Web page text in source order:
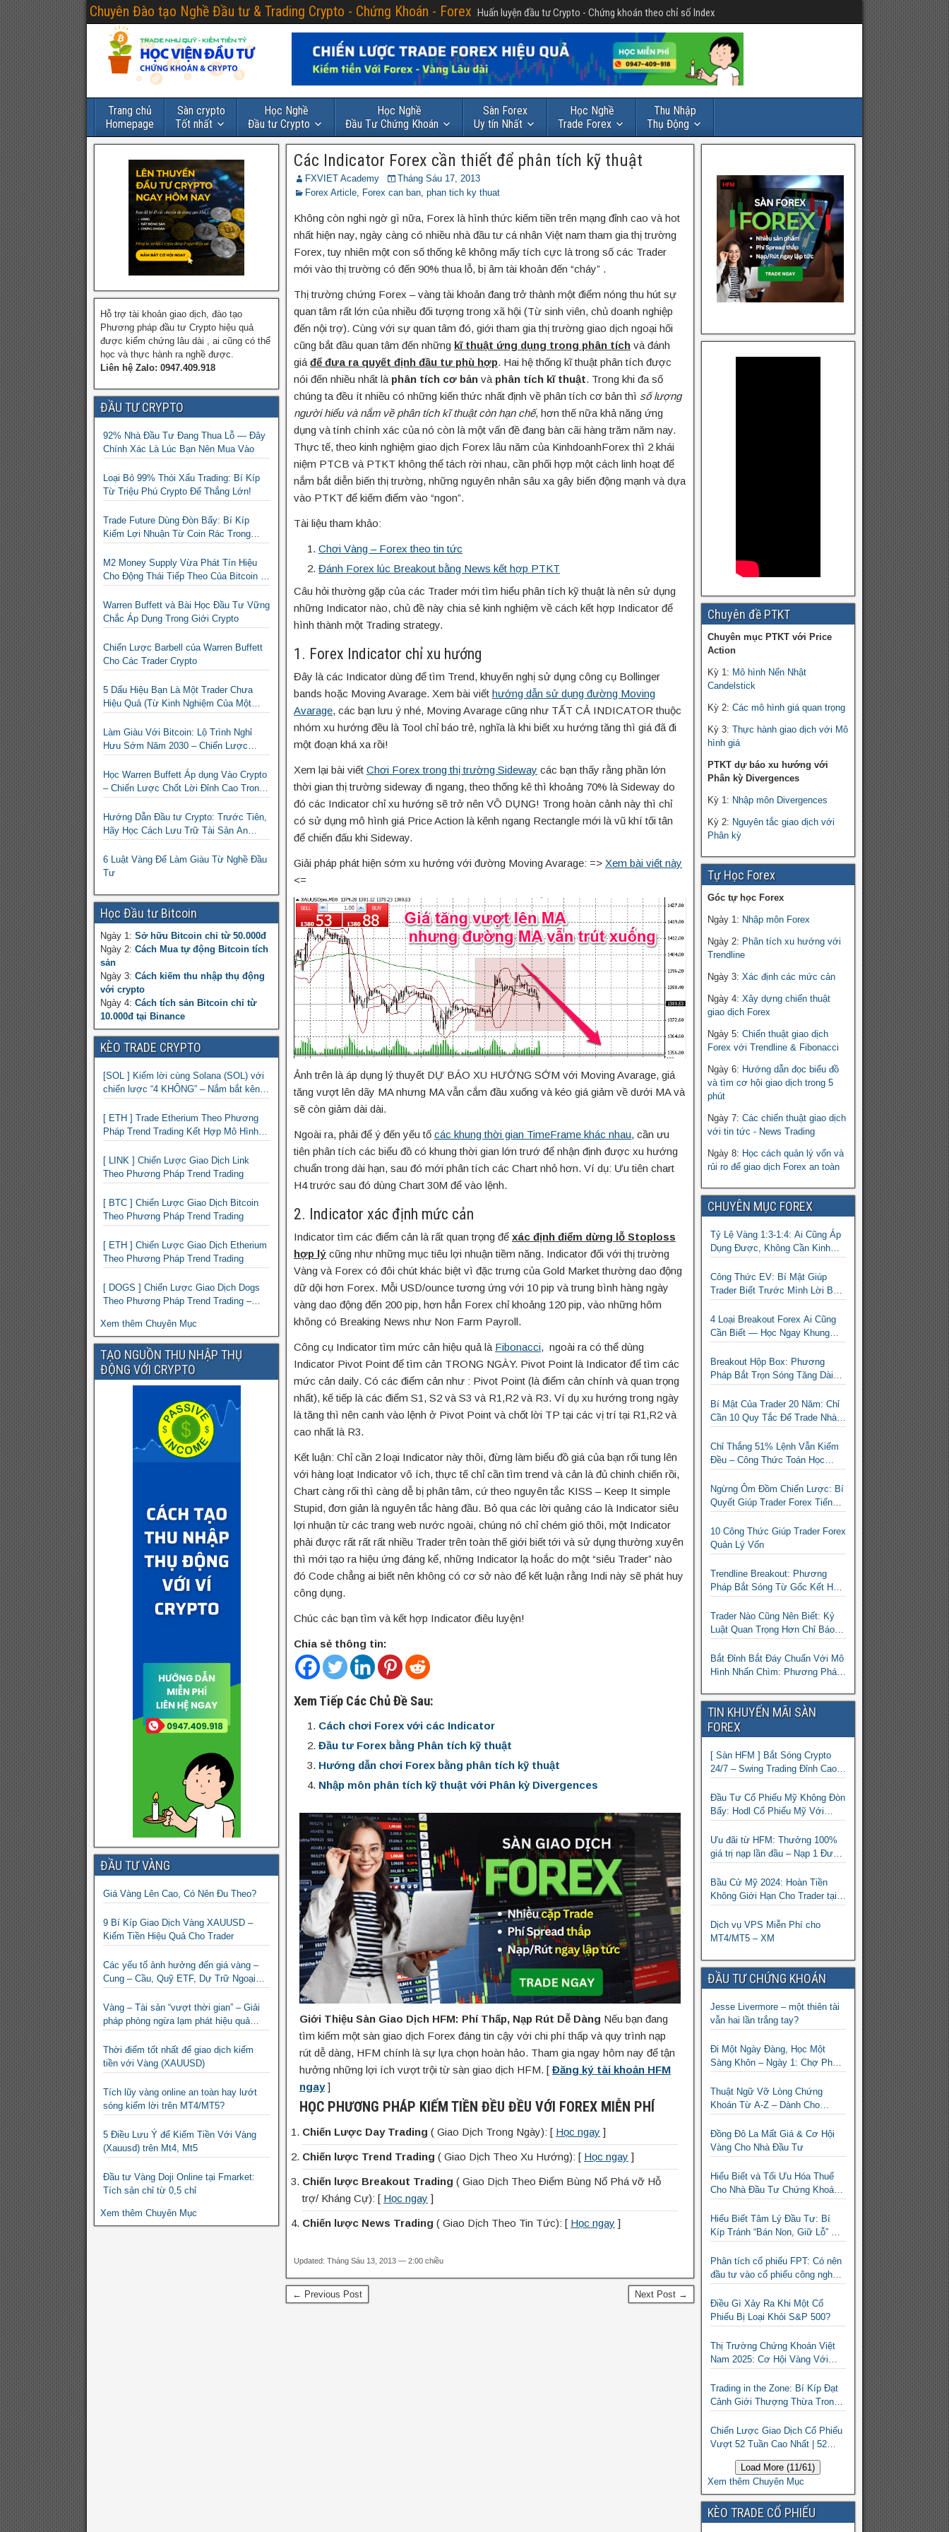
Chuyên Đào tạo Nghề Đầu tư & Trading Crypto - Chứng Khoán - Forex Huấn luyện đầu tư Crypto - Chứng khoán theo chỉ số Index
Trang chủ
Homepage
Sàn crypto
Tốt nhất
Học Nghề
Đầu tư Crypto
Học Nghề
Đầu Tư Chứng Khoán
Sàn Forex
Uy tín Nhất
Học Nghề
Trade Forex
Thu Nhập
Thụ Động
Các Indicator Forex cần thiết để phân tích kỹ thuật
FXVIET Academy
Tháng Sáu 17, 2013
Forex Article, Forex can ban, phan tich ky thuat
Không còn nghi ngờ gì nữa, Forex là hình thức kiếm tiền trên mạng đỉnh cao và hot
nhất hiện nay, ngày càng có nhiều nhà đầu tư cá nhân Việt nam tham gia thị trường
Forex, tuy nhiên một con số thống kê không mấy tích cực là trong số các Trader
mới vào thị trường có đến 90% thua lỗ, bị âm tài khoản đến “cháy” .
Thị trường chứng Forex – vàng tài khoản đang trở thành một điểm nóng thu hút sự
quan tâm rất lớn của nhiều đối tượng trong xã hội (Từ sinh viên, chủ doanh nghiệp
đến nội trợ). Cùng với sự quan tâm đó, giới tham gia thị trường giao dịch ngoại hối
cũng bắt đầu quan tâm đến những kĩ thuật ứng dụng trong phân tích và đánh
giá để đưa ra quyết định đầu tư phù hợp. Hai hệ thống kĩ thuật phân tích được
nói đến nhiều nhất là phân tích cơ bản và phân tích kĩ thuật. Trong khi đa số
chúng ta đều ít nhiều có những kiến thức nhất định về phân tích cơ bản thì số lượng
người hiểu và nắm về phân tích kĩ thuật còn hạn chế, hơn thế nữa khả năng ứng
dụng và tính chính xác của nó còn là một vấn đề đang bàn cãi hàng trăm năm nay.
Thực tế, theo kinh nghiệm giao dịch Forex lâu năm của KinhdoanhForex thì 2 khái
niệm PTCB và PTKT không thể tách rời nhau, cần phối hợp một cách linh hoạt để
nắm bắt diễn biến thị trường, những nguyên nhân sâu xa gây biến động mạnh và dựa
vào PTKT để kiếm điểm vào “ngon”.
Tài liệu tham khảo:
Chơi Vàng – Forex theo tin tức
Đánh Forex lúc Breakout bằng News kết hợp PTKT
Câu hỏi thường gặp của các Trader mới tìm hiểu phân tích kỹ thuật là nên sử dụng
những Indicator nào, chủ đề này chia sẻ kinh nghiệm về cách kết hợp Indicator để
hình thành một Trading strategy.
1. Forex Indicator chỉ xu hướng
Đây là các Indicator dùng để tìm Trend, khuyến nghị sử dụng công cụ Bollinger
bands hoặc Moving Avarage. Xem bài viết hướng dẫn sử dụng đường Moving
Avarage, các bạn lưu ý nhé, Moving Avarage cũng như TẤT CẢ INDICATOR thuộc
nhóm xu hướng đều là Tool chỉ báo trẻ, nghĩa là khi biết xu hướng tăng thì giá đã đi
một đoạn khá xa rồi!
Xem lại bài viết Chơi Forex trong thị trường Sideway các bạn thấy rằng phần lớn
thời gian thị trường sideway đi ngang, theo thống kê thì khoảng 70% là Sideway do
đó các Indicator chỉ xu hướng sẽ trở nên VÔ DỤNG! Trong hoàn cảnh này thì chỉ
có sử dụng mô hình giá Price Action là kênh ngang Rectangle mới là vũ khí tối tân
để chiến đấu khi Sideway.
Giải pháp phát hiện sớm xu hướng với đường Moving Avarage: => Xem bài viết này
<=
Ảnh trên là áp dụng lý thuyết DỰ BÁO XU HƯỚNG SỚM với Moving Avarage, giá
tăng vượt lên dãy MA nhưng MA vẫn cắm đầu xuống và kéo giá giảm về dưới MA và
sẽ còn giảm dài dài.
Ngoài ra, phải để ý đến yếu tố các khung thời gian TimeFrame khác nhau, cần ưu
tiên phân tích các biểu đồ có khung thời gian lớn trướ để nhận định được xu hướng
chuẩn trong dài hạn, sau đó mới phân tích các Chart nhỏ hơn. Ví dụ: Ưu tiên chart
H4 trước sau đó dùng Chart 30M để vào lệnh.
2. Indicator xác định mức cản
Indicator tìm các điểm cản là rất quan trọng để xác định điểm dừng lỗ Stoploss
hợp lý cũng như những mục tiêu lợi nhuận tiềm năng. Indicator đối với thị trường
Vàng và Forex có đôi chút khác biệt vì đặc trưng của Gold Market thường dao động
dữ dội hơn Forex. Mỗi USD/ounce tương ứng với 10 pip và trung bình hàng ngày
vàng dao động đến 200 pip, hơn hẳn Forex chỉ khoảng 120 pip, vào những hôm
không có Breaking News như Non Farm Payroll.
Công cụ Indicator tìm mức cản hiệu quả là Fibonacci, ngoài ra có thể dùng
Indicator Pivot Point để tìm cản TRONG NGÀY. Pivot Point là Indicator để tìm các
mức cản daily. Có các điểm cản như : Pivot Point (là điểm cản chính và quan trọng
nhất), kế tiếp là các điểm S1, S2 và S3 và R1,R2 và R3. Ví dụ xu hướng trong ngày
là tăng thì nên canh vào lệnh ở Pivot Point và chốt lời TP tại các vị trí tại R1,R2 và
cao nhất là R3.
Kết luận: Chỉ cần 2 loại Indicator này thôi, đừng làm biểu đồ giá của bạn rối tung lên
với hàng loạt Indicator vô ích, thực tế chỉ cần tìm trend và cản là đủ chinh chiến rồi,
Chart càng rối thì càng dễ bị phân tâm, cứ theo nguyên tắc KISS – Keep It simple
Stupid, đơn giản là nguyên tắc hàng đầu. Bỏ qua các lời quảng cáo là Indicator siêu
lợi nhuận từ các trang web nước ngoài, chúng nó chỉ chém gió thôi, một Indicator
phải được rất rất rất nhiều Trader trên toàn thế giới biết tới và sử dụng thường xuyên
thì mới tạo ra hiệu ứng đáng kể, những Indicator lạ hoắc do một “siêu Trader” nào
đó Code chẳng ai biết nên không có cơ sở nào để kết luận rằng Indi này sẽ phát huy
công dụng.
Chúc các bạn tìm và kết hợp Indicator điêu luyện!
Chia sẻ thông tin:
Xem Tiếp Các Chủ Đề Sau:
Cách chơi Forex với các Indicator
Đầu tư Forex bằng Phân tích kỹ thuật
Hướng dẫn chơi Forex bằng phân tích kỹ thuật
Nhập môn phân tích kỹ thuật với Phân kỳ Divergences
Giới Thiệu Sàn Giao Dịch HFM: Phí Thấp, Nạp Rút Dễ Dàng Nếu bạn đang
tìm kiếm một sàn giao dịch Forex đáng tin cậy với chi phí thấp và quy trình nạp
rút dễ dàng, HFM chính là sự lựa chọn hoàn hảo. Tham gia ngay hôm nay để tận
hưởng những lợi ích vượt trội từ sàn giao dịch HFM. [ Đăng ký tài khoản HFM
ngay]
HỌC PHƯƠNG PHÁP KIẾM TIỀN ĐỀU ĐỀU VỚI FOREX MIỄN PHÍ
Chiến Lược Day Trading ( Giao Dịch Trong Ngày): [ Học ngay ]
Chiến lược Trend Trading ( Giao Dịch Theo Xu Hướng): [ Học ngay ]
Chiến lược Breakout Trading ( Giao Dịch Theo Điểm Bùng Nổ Phá vỡ Hỗ
trợ/ Kháng Cự): [ Học ngay ]
Chiến lược News Trading ( Giao Dịch Theo Tin Tức): [ Học ngay ]
Updated: Tháng Sáu 13, 2013 — 2:00 chiều
← Previous Post Next Post →
Hỗ trợ tài khoản giao dịch, đào tạo
Phương pháp đầu tư Crypto hiệu quả
được kiểm chứng lâu dài , ai cũng có thể
học và thực hành ra nghề được.
Liên hệ Zalo: 0947.409.918
ĐẦU TƯ CRYPTO
92% Nhà Đầu Tư Đang Thua Lỗ — Đây
Chính Xác Là Lúc Bạn Nên Mua Vào
Loại Bỏ 99% Thói Xấu Trading: Bí Kíp
Từ Triệu Phú Crypto Để Thắng Lớn!
Trade Future Dùng Đòn Bẩy: Bí Kíp
Kiếm Lợi Nhuận Từ Coin Rác Trong
Khống
M2 Money Supply Vừa Phát Tín Hiệu
Cho Động Thái Tiếp Theo Của Bitcoin —
Warren Buffett và Bài Học Đầu Tư Vững
Chắc Áp Dụng Trong Giới Crypto
Chiến Lược Barbell của Warren Buffett
Cho Các Trader Crypto
5 Dấu Hiệu Bạn Là Một Trader Chưa
Hiệu Quả (Từ Kinh Nghiệm Của Một
Làm Giàu Với Bitcoin: Lộ Trình Nghỉ
Hưu Sớm Năm 2030 – Chiến Lược
Học Warren Buffett Áp dụng Vào Crypto
– Chiến Lược Chốt Lời Đỉnh Cao Trong
Hướng Dẫn Đầu tư Crypto: Trước Tiên,
Hãy Học Cách Lưu Trữ Tài Sản An
6 Luật Vàng Để Làm Giàu Từ Nghề Đầu
Tư
Học Đầu tư Bitcoin
Ngày 1: Sở hữu Bitcoin chỉ từ 50.000đ
Ngày 2: Cách Mua tự động Bitcoin tích
sản
Ngày 3: Cách kiếm thu nhập thụ động
với crypto
Ngày 4: Cách tích sản Bitcoin chỉ từ
10.000đ tại Binance
KÈO TRADE CRYPTO
[SOL ] Kiếm lời cùng Solana (SOL) với
chiến lược “4 KHÔNG” – Nắm bắt kênh
[ ETH ] Trade Etherium Theo Phương
Pháp Trend Trading Kết Hợp Mô Hình
[ LINK ] Chiến Lược Giao Dịch Link
Theo Phương Pháp Trend Trading
[ BTC ] Chiến Lược Giao Dịch Bitcoin
Theo Phương Pháp Trend Trading
[ ETH ] Chiến Lược Giao Dịch Etherium
Theo Phương Pháp Trend Trading
[ DOGS ] Chiến Lược Giao Dịch Dogs
Theo Phương Pháp Trend Trading –
Xem thêm Chuyên Mục
TẠO NGUỒN THU NHẬP THỤ
ĐỘNG VỚI CRYPTO
ĐẦU TƯ VÀNG
Giá Vàng Lên Cao, Có Nên Đu Theo?
9 Bí Kíp Giao Dịch Vàng XAUUSD –
Kiếm Tiền Hiệu Quả Cho Trader
Các yếu tố ảnh hưởng đến giá vàng –
Cung – Cầu, Quỹ ETF, Dự Trữ Ngoại
Vàng – Tài sản “vượt thời gian” – Giải
pháp phòng ngừa lạm phát hiệu quả
Thời điểm tốt nhất để giao dịch kiếm
tiền với Vàng (XAUUSD)
Tích lũy vàng online an toàn hay lướt
sóng kiếm lời trên MT4/MT5?
5 Điều Lưu Ý để Kiếm Tiền Với Vàng
(Xauusd) trên Mt4, Mt5
Đầu tư Vàng Doji Online tại Fmarket:
Tích sản chỉ từ 0,5 chỉ
Xem thêm Chuyên Mục
Chuyên đề PTKT
Chuyên mục PTKT với Price
Action
Kỳ 1: Mô hình Nến Nhật
Candelstick
Kỳ 2: Các mô hình giá quan trọng
Kỳ 3: Thực hành giao dịch với Mô
hình giá
PTKT dự báo xu hướng với
Phân kỳ Divergences
Kỳ 1: Nhập môn Divergences
Kỳ 2: Nguyên tắc giao dịch với
Phân kỳ
Tự Học Forex
Góc tự học Forex
Ngày 1: Nhập môn Forex
Ngày 2: Phân tích xu hướng với
Trendline
Ngày 3: Xác định các mức cản
Ngày 4: Xây dựng chiến thuật
giao dịch Forex
Ngày 5: Chiến thuật giao dịch
Forex với Trendline & Fibonacci
Ngày 6: Hướng dẫn đọc biểu đồ
và tìm cơ hội giao dịch trong 5
phút
Ngày 7: Các chiến thuật giao dịch
với tin tức - News Trading
Ngày 8: Học cách quản lý vốn và
rủi ro để giao dịch Forex an toàn
CHUYÊN MỤC FOREX
Tỷ Lệ Vàng 1:3-1:4: Ai Cũng Áp
Dụng Được, Không Cần Kinh
Công Thức EV: Bí Mật Giúp
Trader Biết Trước Mình Lời Bao
4 Loại Breakout Forex Ai Cũng
Cần Biết — Học Ngay Khung
Vẫn Ăn Tiền
Breakout Hộp Box: Phương
Pháp Bắt Trọn Sóng Tăng Dài
Bí Mật Của Trader 20 Năm: Chỉ
Cần 10 Quy Tắc Để Trade Nhàn
Chỉ Thắng 51% Lệnh Vẫn Kiếm
Đều – Công Thức Toán Học
Thắng Nhiều Lệnh
Ngừng Ôm Đồm Chiến Lược: Bí
Quyết Giúp Trader Forex Tiến
10 Công Thức Giúp Trader Forex
Quản Lý Vốn
Trendline Breakout: Phương
Pháp Bắt Sóng Từ Gốc Kết Hợp
Trader Forex
Trader Nào Cũng Nên Biết: Kỷ
Luật Quan Trọng Hơn Chỉ Báo
Bắt Đỉnh Bắt Đáy Chuẩn Với Mô
Hình Nhấn Chìm: Phương Pháp
Mọi Trader
TIN KHUYẾN MÃI SÀN
FOREX
[ Sàn HFM ] Bắt Sóng Crypto
24/7 – Swing Trading Đỉnh Cao
Đầu Tư Cổ Phiếu Mỹ Không Đòn
Bẩy: Hodl Cổ Phiếu Mỹ Với
Đều Đều | cổ phiếu CFD
Ưu đãi từ HFM: Thưởng 100%
giá trị nạp lần đầu – Nạp 1 Được
Ngay!
Bầu Cử Mỹ 2024: Hoàn Tiền
Không Giới Hạn Cho Trader tại
Dịch vụ VPS Miễn Phí cho
MT4/MT5 – XM
ĐẦU TƯ CHỨNG KHOÁN
Jesse Livermore – một thiên tài
vẫn hai lần trắng tay?
Đi Một Ngày Đàng, Học Một
Sàng Khôn – Ngày 1: Chợ Phố
Thuật Ngữ Vỡ Lòng Chứng
Khoán Từ A-Z – Dành Cho
Đồng Đô La Mất Giá & Cơ Hội
Vàng Cho Nhà Đầu Tư
Hiểu Biết và Tối Ưu Hóa Thuế
Cho Nhà Đầu Tư Chứng Khoán
Hiểu Biết Tâm Lý Đầu Tư: Bí
Kíp Tránh “Bán Non, Giữ Lỗ” Để
Chứng Khoán
Phân tích cổ phiếu FPT: Có nên
đầu tư vào cổ phiếu công nghệ
Điều Gì Xảy Ra Khi Một Cổ
Phiếu Bị Loại Khỏi S&P 500?
Thị Trường Chứng Khoán Việt
Nam 2025: Cơ Hội Vàng Với
Trading in the Zone: Bí Kíp Đạt
Cảnh Giới Thượng Thừa Trong
Chiến Lược Giao Dịch Cổ Phiếu
Vượt 52 Tuần Cao Nhất | 52
Week High | Stock Screener
Load More (11/61)
Xem thêm Chuyên Mục
KÈO TRADE CỔ PHIẾU